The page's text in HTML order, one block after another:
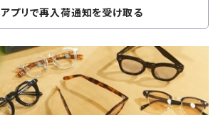
アプリで再入荷通知を受け取る